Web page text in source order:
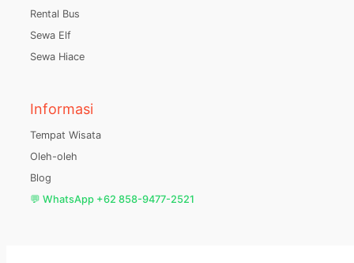
Rental Bus
Sewa Elf
Sewa Hiace
Informasi
Tempat Wisata
Oleh-oleh
Blog
💬 WhatsApp +62 858-9477-2521